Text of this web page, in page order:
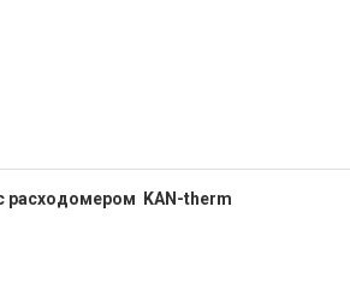
расходомером KAN-therm